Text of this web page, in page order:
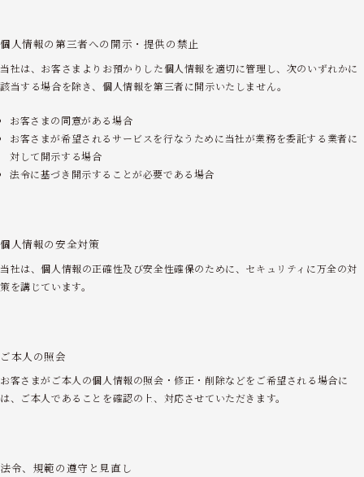
個人情報の第三者への開示・ 提供の禁止
当社は、お客さまよりお預かりした個人情報を適切に管理し、次のいずれかに
該当する場合を除き、個人情報を第三者に開示いたしません。
お客さまの同意がある場合
お客さまが希望されるサービスを行なうために当社が業務を委託する業者に
対して開示する場合
法令に基づき開示することが必要である場合
個人情報の安全対策
当社は、個人情報の正確性及び安全性確保のために、セキュリティに万全の対
策を講じています。
ご本人の照会
お客さまがご本人の個人情報の照会・修正・削除などをご希望される場合に
は、ご本人であることを確認の上、対応させていただきます。
法令、規範の遵守と見直し